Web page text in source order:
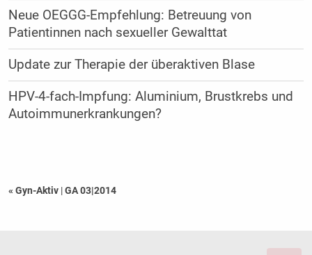
Neue OEGGG-Empfehlung: Betreuung von
Patientinnen nach sexueller Gewalttat
Update zur Therapie der überaktiven Blase
HPV-4-fach-Impfung: Aluminium, Brustkrebs und
Autoimmunerkrankungen?
« Gyn-Aktiv |GA 03|2014